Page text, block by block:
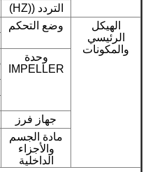
التردد ((HZ)
الهيكل
الرئيسي
والمكونات
وضع التحكم
وحدة
IMPELLER
جهاز فرز
مادة الجسم
والأجزاء
الداخلية